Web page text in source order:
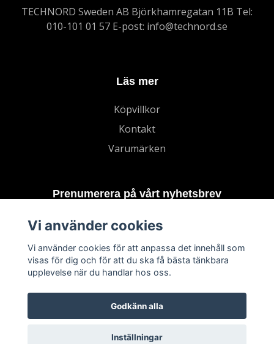
TECHNORD Sweden AB Björkhamregatan 11B Tel:
010-101 01 57 E-post: info@technord.se
Läs mer
Köpvillkor
Kontakt
Varumärken
Prenumerera på vårt nyhetsbrev
Vi använder cookies
Vi använder cookies för att anpassa det innehåll som
visas för dig och för att du ska få bästa tänkbara
upplevelse när du handlar hos oss.
Godkänn alla
Inställningar